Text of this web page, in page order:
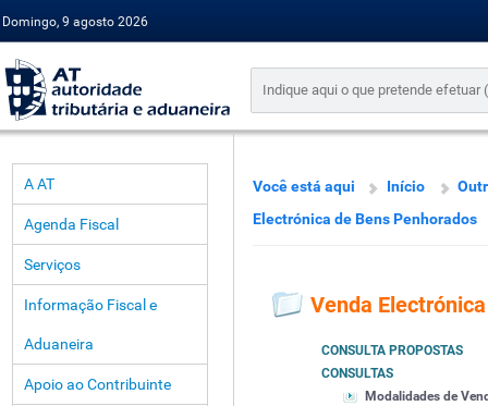
Domingo, 9 agosto 2026
A AT
Agenda Fiscal
Serviços
Informação Fiscal e
Aduaneira
Apoio ao Contribuinte
Você está aqui Início
Electrónica de Bens Penhorados
Venda
CONSULTA PROPOSTAS
CONSULTAS
Modalidades de